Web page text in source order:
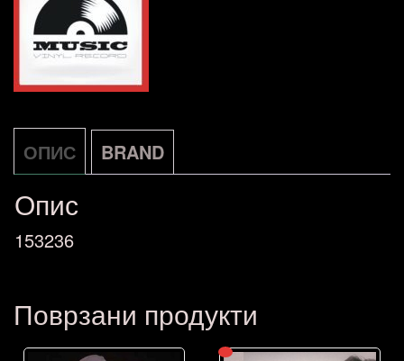
ОПИС BRAND
Опис
153236
Поврзани продукти